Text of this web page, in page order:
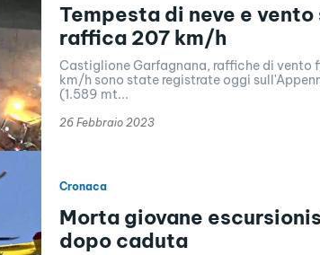
Tempesta di neve e vento
raffica 207 km/h
Castiglione Garfagnana, raffiche di vento
km/h sono state registrate oggi
(1.589 mt...
26 Febbraio 2023
Cronaca
Morta giovane
dopo caduta